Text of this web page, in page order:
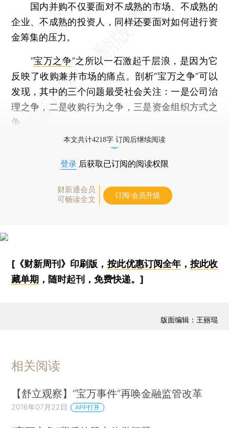
国内并购不仅要面对不成熟的市场、不成熟的
企业、不成熟的投资人，同样还要面对如何进行资
金筹集的压力。
“宝万之争”之所以一石激起千层浪，是因为它
反映了收购兼并市场的痛点。剖析“宝万之争”可以
发现，其中的三个问题最受社会关注：一是公司治
理之争，二是收购行为之争，三是资金组织方式之
争。
本文共计4218字 订阅后继续阅读
登录 后获取已订阅的阅读权限
财新通会员
可畅读全文
订阅/会员升级
[《财新周刊》印刷版， 按此优惠订阅全年， 按此收
藏单期 ，随时起刊，免费快递。]
版面编辑：王丽琨
相关阅读
【舒立观察】“宝万事件”再唤金融监管改革
2016年07月22日 APP打开